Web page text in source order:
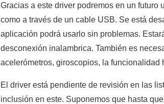
Gracias a este driver podremos en un
como a través de un cable USB. Se está
aplicación podrá usarlo sin problemas.
desconexión inalambrica. También es
acelerómetros, giroscopios, la funcionalidad
El driver está pendiente de revisión en las
inclusión en este. Suponemos que hasta